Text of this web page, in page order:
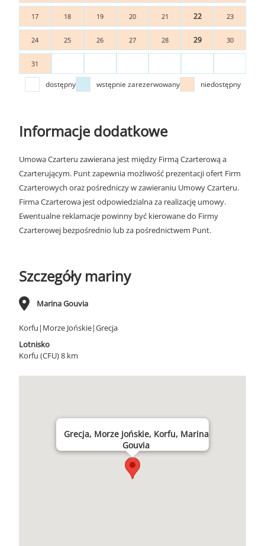
17 18 19 20 21 22 23
24 25 26 27 28 29 30
31
dostępny wstępnie zarezerwowany niedostępny
Informacje dodatkowe
Umowa Czarteru zawierana jest między Firmą Czarterową a
Czarterującym. Punt zapewnia możliwość prezentacji ofert Firm
Czarterowych oraz pośredniczy w zawieraniu Umowy Czarteru.
Firma Czarterowa jest odpowiedzialna za realizację umowy.
Ewentualne reklamacje powinny być kierowane do Firmy
Czarterowej bezpośrednio lub za pośrednictwem Punt.
Szczegóły mariny
Marina Gouvia
Korfu|Morze Jońskie|Grecja
Lotnisko
Korfu (CFU) 8 km
Grecja, Morze Jońskie, Korfu, Marina
Gouvia